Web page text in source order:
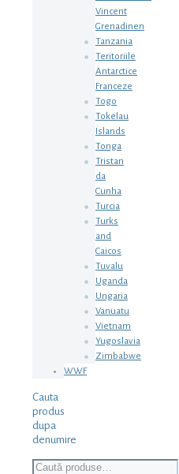
Vincent
Grenadinen
Tanzania
Teritoriile
Antarctice
Franceze
Togo
Tokelau
Islands
Tonga
Tristan
da
Cunha
Turcia
Turks
and
Caicos
Tuvalu
Uganda
Ungaria
Vanuatu
Vietnam
Yugoslavia
Zimbabwe
WWF
Cauta
produs
dupa
denumire
Caută